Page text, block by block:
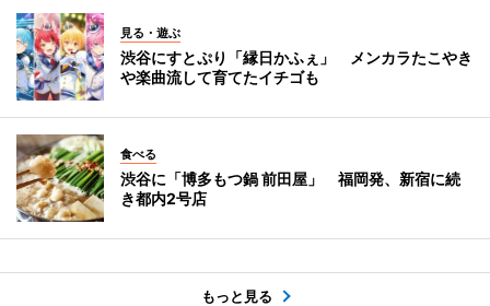
見る・遊ぶ
渋谷にすとぷり「縁日かふぇ」 メンカラたこやき
や楽曲流して育てたイチゴも
食べる
渋谷に「博多もつ鍋 前田屋」 福岡発、新宿に続
き都内2号店
もっと見る